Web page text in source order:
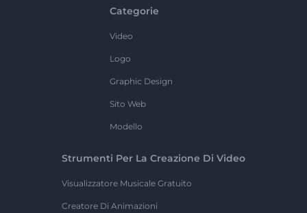
Categorie
Video
Logo
Graphic Design
Sito Web
Modello
Strumenti Per La Creazione Di Video
Visualizzatore Musicale Gratuito
Creatore Di Animazioni